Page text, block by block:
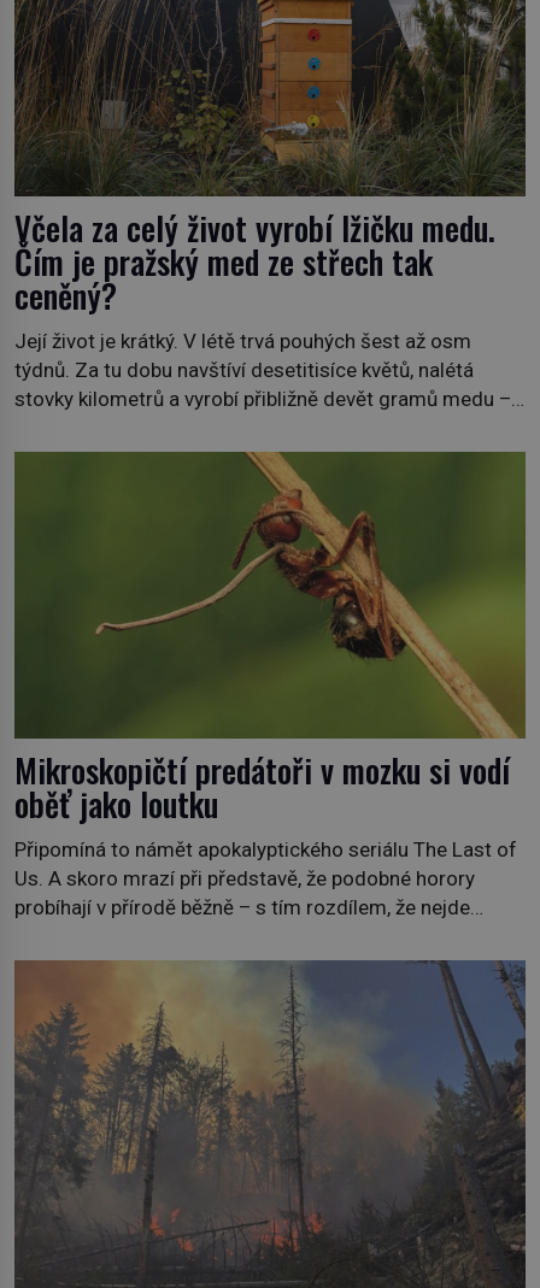
Včela za celý život vyrobí lžičku medu.
Čím je pražský med ze střech tak
ceněný?
Její život je krátký. V létě trvá pouhých šest až osm
týdnů. Za tu dobu navštíví desetitisíce květů, nalétá
stovky kilometrů a vyrobí přibližně devět gramů medu –
bezvýznamná. Teprve když se spojí s dalšími desítkami
tisíc příslušnic svého včelstva, vznikne jeden z
nejdokonalejších organismů […]
Mikroskopičtí predátoři v mozku si vodí
oběť jako loutku
Připomíná to námět apokalyptického seriálu The Last of
Us. A skoro mrazí při představě, že podobné horory
probíhají v přírodě běžně – s tím rozdílem, že nejde
dokáže ovládat jen vývojově nesrovnatelně jednodušší
živočichy, než je člověk. Najít skutečné zombie není nic
nemožného ani v naší přírodě. […]